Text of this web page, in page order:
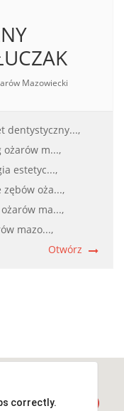
Mazowiecki
dentystyczny...,
m...,
estetyc...,
oża...,
ma...,
mazo...,
Otwórz
correctly.